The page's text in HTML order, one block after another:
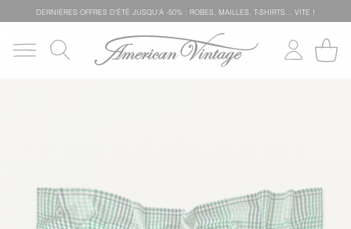
DERNIÈRES OFFRES D'ÉTÊ JUSQU'À -50% : ROBES, MAILLES, T-SHIRTS... VITE !